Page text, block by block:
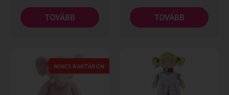
TOVÁBB TOVÁBB
NINCS RAKTÁRON